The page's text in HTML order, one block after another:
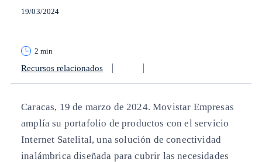
19/03/2024
2 min
Recursos relacionados
Caracas, 19 de marzo de 2024. Movistar Empresas
amplía su portafolio de productos con el servicio
Internet Satelital, una solución de conectividad
inalámbrica diseñada para cubrir las necesidades